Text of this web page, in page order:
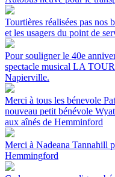
Tourtières réalisées pas nos
et les usagers du point de
Pour souligner le 40e
spectacle musical LA
Napierville.
Merci à tous les bénevole
nouveau petit bénévole
aux aînés de Hemminford
Merci à Nadeana Tannahill
Hemmingford